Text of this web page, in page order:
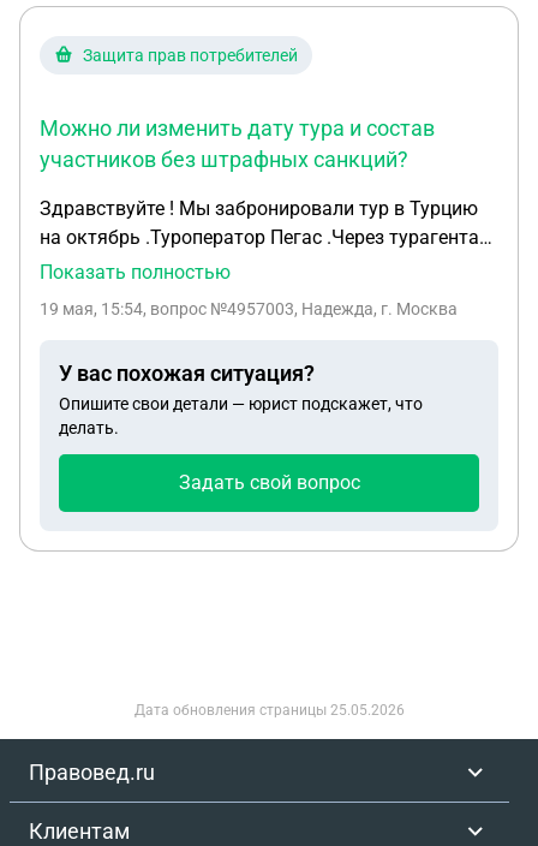
Защита прав потребителей
Можно ли изменить дату тура и состав
участников без штрафных санкций?
Здравствуйте ! Мы забронировали тур в Турцию
на октябрь .Туроператор Пегас .Через турагента
перевели 30 % от полной суммы . Но , в данный
в тур еще ребенка 10 лет и поменять дату , на три
Показать полностью
19 мая, 15:54, вопрос №4957003, Надежда, г. Москва
У вас похожая ситуация?
Опишите свои детали — юрист подскажет, что
делать.
Задать свой вопрос
Дата обновления страницы 25.05.2026
Правовед.ru
Клиентам